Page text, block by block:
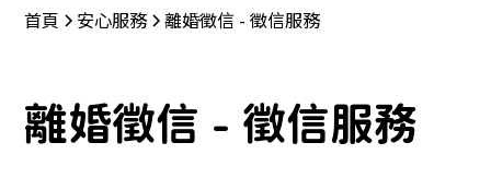
首頁 安心服務 離婚徵信 - 徵信服務
離婚徵信 - 徵信服務